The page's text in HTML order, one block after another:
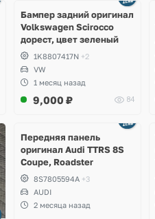
Бампер задний оригинал
Volkswagen Scirocco
дорест, цвет зеленый
1K8807417N +2
VW
1 месяц назад
9,000 ₽ 84
Передняя панель
оригинал Audi TTRS 8S
Coupe, Roadster
8S7805594A +3
AUDI
2 месяца назад